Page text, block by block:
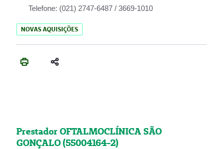
Telefone: (021) 2747-6487 / 3669-1010
NOVAS AQUISIÇÕES
Prestador OFTALMOCLÍNICA SÃO
GONÇALO (55004164-2)